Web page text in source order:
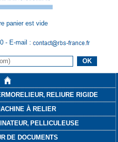
panier est vide
- E-mail :
, RELIURE RIGIDE
À RELIER
, PELLICULEUSE
DE DOCUMENTS